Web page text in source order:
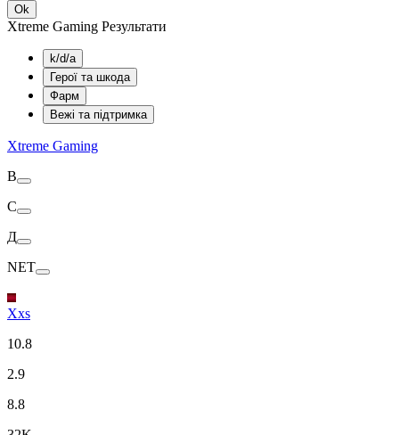
Ok
Xtreme Gaming Результати
k/d/a
Герої та шкода
Фарм
Вежі та підтримка
Xtreme Gaming
В
С
Д
NET
Xxs
10.8
2.9
8.8